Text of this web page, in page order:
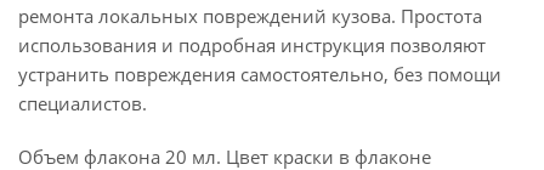
ремонта локальных повреждений кузова. Простота
использования и подробная инструкция позволяют
устранить повреждения самостоятельно, без помощи
специалистов.
Объем флакона 20 мл. Цвет краски в флаконе